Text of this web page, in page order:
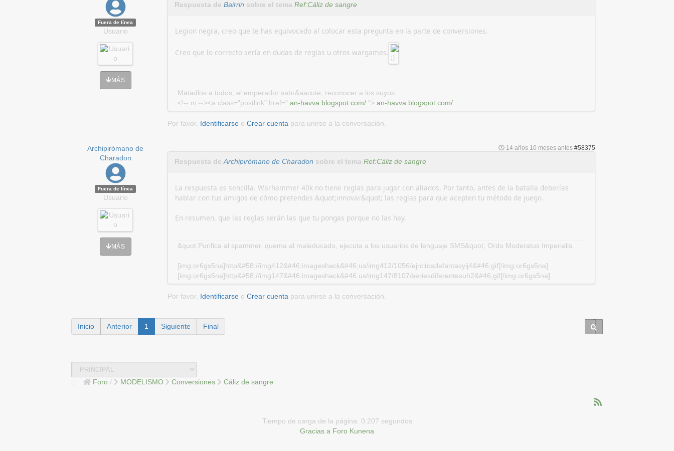
Fuera de línea
Usuario
MÁS
Respuesta de Bairrin sobre el tema Ref:Cáliz de sangre
Legion negra, creo que te has equivocado al colocar esta pregunta en la parte de conversiones.
Creo que lo correcto sería en dudas de reglas u otros wargames.
Matadlos a todos, el emperador sabr&aacute; reconocer a los suyos.
<!-- m --><a class="postlink" href=" an-havva.blogspot.com/"> an-havva.blogspot.com/
Por favor, Identificarseo Crear cuentapara unirse a la conversación.
Archipirómano de
Charadon
Fuera de línea
Usuario
MÁS
14 años 10 meses antes #58375
Respuesta deArchipirómano de Charadon sobre el tema Ref:Cáliz de sangre
La respuesta es sencilla. Warhammer 40k no tiene reglas para jugar con aliados. Por tanto, antes de la batalla deberías
hablar con tus amigos de cómo pretendes &quot;innovar&quot; las reglas para que acepten tu método de juego.
En resumen, que las reglas serán las que tu pongas porque no las hay.
&quot;Purifica al spammer, quema al maleducado, ejecuta a los usuarios de lenguaje SMS&quot; Ordo Moderatus Imperialis.
[img:or6gs5na]http&#58;//img412&#46;imageshack&#46;us/img412/1056/ejrcitosdefantasyij4&#46;gif[/img:or6gs5na]
[img:or6gs5na]http&#58;//img147&#46;imageshack&#46;us/img147/8107/seriesdiferentesuh2&#46;gif[/img:or6gs5na]
Por favor, Identificarseo Crear cuentapara unirse a la conversación.
Inicio Anterior 1 Siguiente Final
Foro MODELISMO Conversiones Cáliz de sangre
Tiempo de carga de la página: 0.207 segundos
Gracias a Foro Kunena